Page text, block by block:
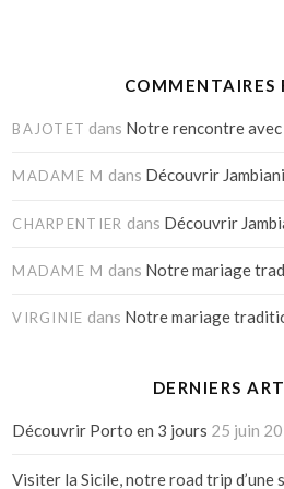
COMMENTAIRES
BAJOTET dans Notre rencontre avec
MADAME M dans Découvrir
CHARPENTIER dans Découvrir
MADAME M dans Notre mariage
VIRGINIE dans Notre mariage
DERNIERS
Découvrir Porto en 3 jours 25 juin
Visiter la Sicile, notre road trip d’une